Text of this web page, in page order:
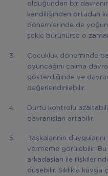
olduğundan bir
kendiliğinden ortadan
dönemlerinde de
şekle bürünürse o
Çocukluk döneminde
oyuncağını çalma
gösterdiğinde ve
değerlendirilebilir.
Dürtü kontrolü
davranışları artabilir.
Başkalarının
vermeme görülebilir. Bu
arkadaşları ile
düşebilir. Sıklıkla